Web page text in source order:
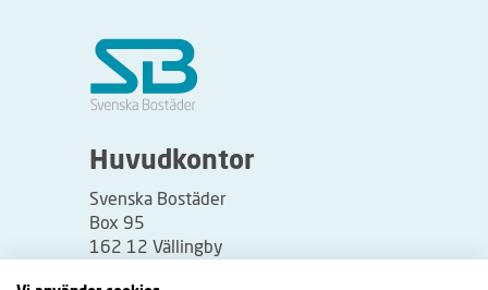
Huvudkontor
Svenska Bostäder
Box 95
162 12 Vällingby